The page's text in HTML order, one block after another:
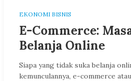
EKONOMI BISNIS
E-Commerce:
Belanja Online
Siapa yang tidak suka belanja
kemunculannya, e-commerce